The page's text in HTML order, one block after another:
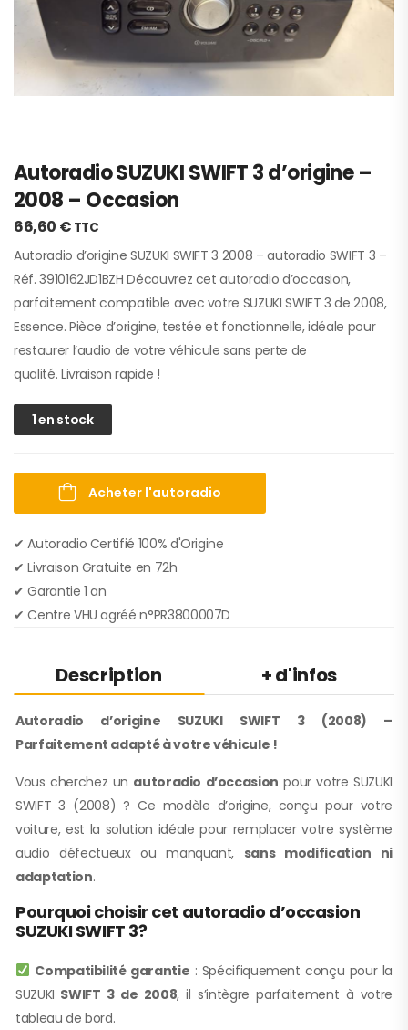
Autoradio SUZUKI SWIFT 3 d’origine –
2008 – Occasion
66,60 € TTC
Autoradio d’origine SUZUKI SWIFT 3 2008 – autoradio SWIFT 3 –
Réf. 3910162JD1BZH Découvrez cet autoradio d’occasion,
parfaitement compatible avec votre SUZUKI SWIFT 3 de 2008,
Essence. Pièce d’origine, testée et fonctionnelle, idéale pour
restaurer l’audio de votre véhicule sans perte de
qualité. Livraison rapide !
1 en stock
Acheter l'autoradio
✔ Autoradio Certifié 100% d'Origine
✔︎ Livraison Gratuite en 72h
✔︎ Garantie 1 an
✔︎ Centre VHU agréé n°PR3800007D
Description + d'infos
Autoradio d’origine SUZUKI SWIFT 3 (2008) –
Parfaitement adapté à votre véhicule !
Vous cherchez un autoradio d’occasion pour votre SUZUKI
SWIFT 3 (2008) ? Ce modèle d’origine, conçu pour votre
voiture, est la solution idéale pour remplacer votre système
audio défectueux ou manquant, sans modification ni
adaptation.
Pourquoi choisir cet autoradio d’occasion
SUZUKI SWIFT 3?
Compatibilité garantie : Spécifiquement conçu pour la
SUZUKI SWIFT 3 de 2008, il s’intègre parfaitement à votre
tableau de bord.